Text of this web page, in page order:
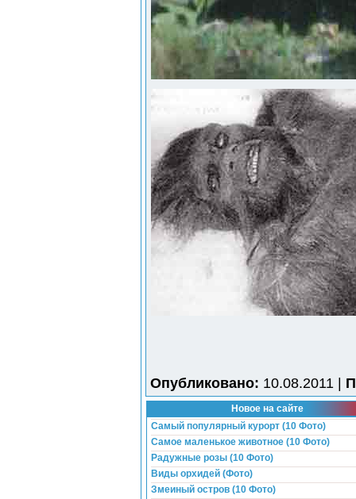
Опубликовано: 10.08.2011 |
Новое на сайте
Самый популярный курорт (10 Фото)
Самое маленькое животное (10 Фото)
Радужные розы (10 Фото)
Виды орхидей (Фото)
Змеиный остров (10 Фото)